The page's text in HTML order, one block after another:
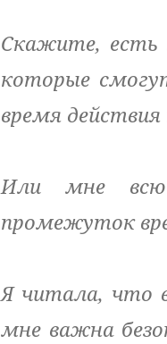
Скажите, есть
которые
время
Или мне всю
промежуток
Я читала, что
мне важна